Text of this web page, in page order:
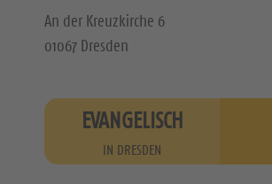
An der Kreuzkirche 6
01067 Dresden
EVANGELISCH
IN DRESDEN